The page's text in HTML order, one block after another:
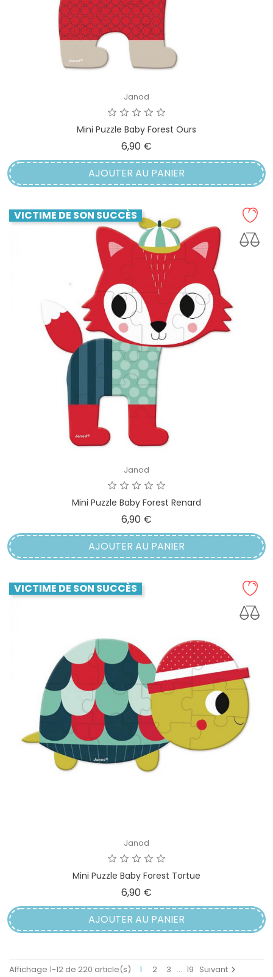
Janod
Mini Puzzle Baby Forest Ours
6,90 €
AJOUTER AU PANIER
VICTIME DE SON SUCCÈS
Janod
Mini Puzzle Baby Forest Renard
6,90 €
AJOUTER AU PANIER
VICTIME DE SON SUCCÈS
Janod
Mini Puzzle Baby Forest Tortue
6,90 €
AJOUTER AU PANIER
Affichage 1-12 de 220 article(s) 1 2 3 … 19 Suivant 